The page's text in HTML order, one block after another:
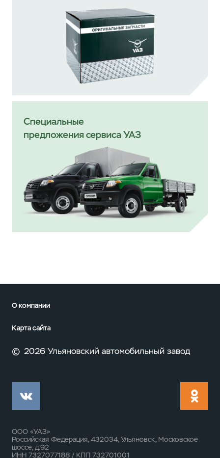
Специальные
предложения сервиса УАЗ
О компании
Карта сайта
© 2026 Ульяновский автомобильный завод
ООО «УАЗ»
Российская Федерация, 432034, Ульяновск, Московское
шоссе, д.92
ИНН 7327077188 / КПП 732701001